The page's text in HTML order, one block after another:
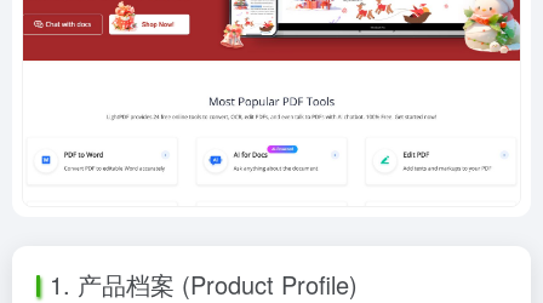
1. 产品档案 (Product Profile)